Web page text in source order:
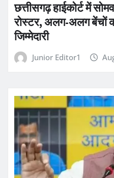
छत्तीसगढ़ हाईकोर्ट में
रोस्टर, अलग-अलग बेंचों
जिम्मेदारी
Junior Editor1